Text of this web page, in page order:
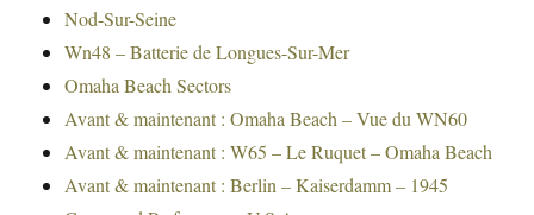
Nod-Sur-Seine
Wn48 – Batterie de Longues-Sur-Mer
Omaha Beach Sectors
Avant & maintenant : Omaha Beach – Vue du WN60
Avant & maintenant : W65 – Le Ruquet – Omaha Beach
Avant & maintenant : Berlin – Kaiserdamm – 1945